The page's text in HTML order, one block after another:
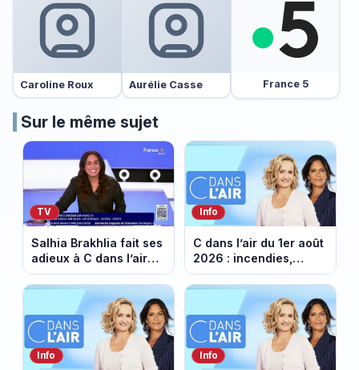
Caroline Roux Aurélie Casse France 5
Sur le même sujet
TV
Salhia Brakhlia fait ses
adieux à C dans l’air
avant de rejoindre
Quotidien (VIDEO)
Info
C dans l’air du 1er août
2026 : incendies,
canicule, pouvoir
d’achat... un été 2026
sous tension
Info Info